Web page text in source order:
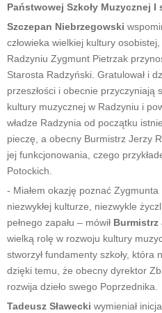
Państwowej Szkoły Muzycznej
Szczepan Niebrzegowski
człowieka wielkiej kultury
Radzyniu Zygmunt Pietrzak
Starosta Radzyński. Gratulował i
przeszłości i obecnie przyczyniają
kultury muzycznej w Radzyniu i
władze Radzynia od początku
pieczę, a obecny Burmistrz Jerzy
jej funkcjonowania, czego
Potockich.
- Miałem okazję poznać Zygmunta
niezwykłej kulturze, niezwykle
pełnego zapału – mówił Burmistrz
wielką rolę w rozwoju kultury
stworzył fundamenty szkoły, która
dzięki temu, że obecny dyrektor
rozwija dzieło swego Poprzednika.
Tadeusz Sławecki wymieniał